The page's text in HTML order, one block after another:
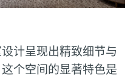
计呈现出精致细节与
个空间的显著特色是